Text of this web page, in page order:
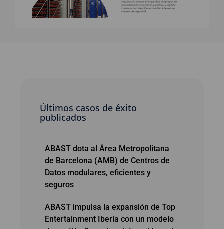
Últimos casos de éxito
publicados
ABAST dota al Área Metropolitana
de Barcelona (AMB) de Centros de
Datos modulares, eficientes y
seguros
ABAST impulsa la expansión de Top
Entertainment Iberia con un modelo